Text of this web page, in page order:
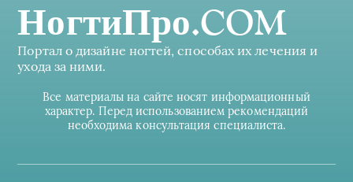
НогтиПро.COM
Портал о дизайне ногтей, способах их лечения и
ухода за ними.
Все материалы на сайте носят информационный
характер. Перед использованием рекомендаций
необходима консультация специалиста.